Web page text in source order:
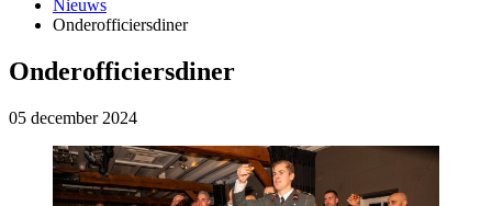
Nieuws
Onderofficiersdiner
Onderofficiersdiner
05 december 2024